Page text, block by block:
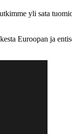
yli sata
Euroopan ja